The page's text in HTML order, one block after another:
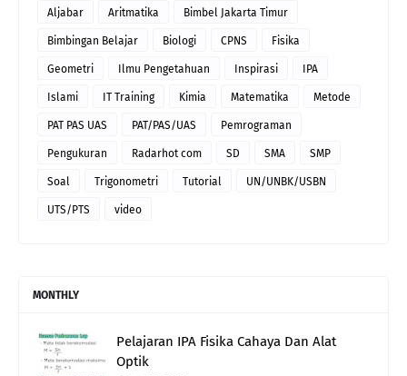
Aljabar Aritmatika Bimbel Jakarta Timur
Bimbingan Belajar Biologi CPNS Fisika
Geometri Ilmu Pengetahuan Inspirasi IPA
Islami IT Training Kimia Matematika Metode
PAT PAS UAS PAT/PAS/UAS Pemrograman
Pengukuran Radarhot com SD SMA SMP
Soal Trigonometri Tutorial UN/UNBK/USBN
UTS/PTS video
MONTHLY
Pelajaran IPA Fisika Cahaya Dan Alat
Optik